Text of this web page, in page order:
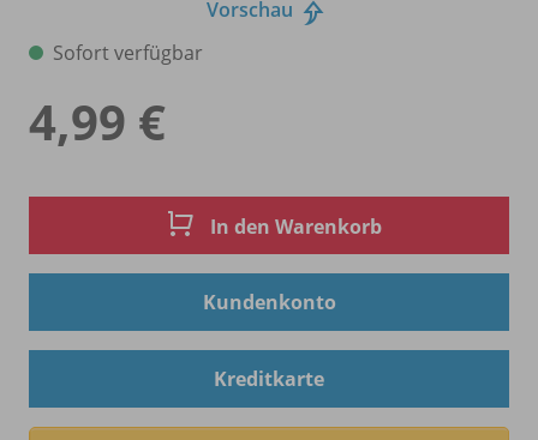
Vorschau
Sofort verfügbar
4,99 €
In den Warenkorb
Kundenkonto
Kreditkarte